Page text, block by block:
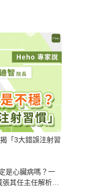
「3大錯誤注射習
是心臟病嗎？一
其任主任解析支